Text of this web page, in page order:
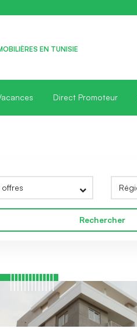
EN TUNISIE
Direct Promoteur
Rechercher